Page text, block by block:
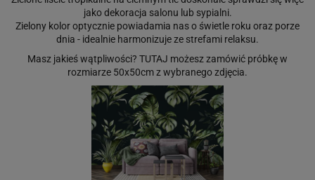
jako dekoracja salonu lub sypialni.
Zielony kolor optycznie powiadamia nas o świetle roku oraz porze
dnia - idealnie harmonizuje ze strefami relaksu.
Masz jakieś wątpliwości? TUTAJ możesz zamówić próbkę w
rozmiarze 50x50cm z wybranego zdjęcia.